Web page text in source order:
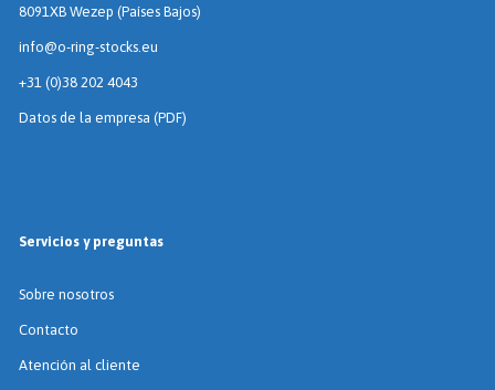
8091XB Wezep (Países Bajos)
info@o-ring-stocks.eu
+31 (0)38 202 4043
Datos de la empresa (PDF)
Servicios y preguntas
Sobre nosotros
Contacto
Atención al cliente